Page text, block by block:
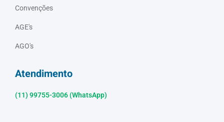
Convenções
AGE's
AGO's
Atendimento
(11) 99755-3006 (WhatsApp)